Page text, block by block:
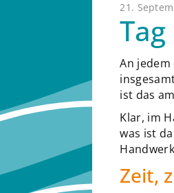
21.
An
ist das
Klar, im
was ist
Zeit,